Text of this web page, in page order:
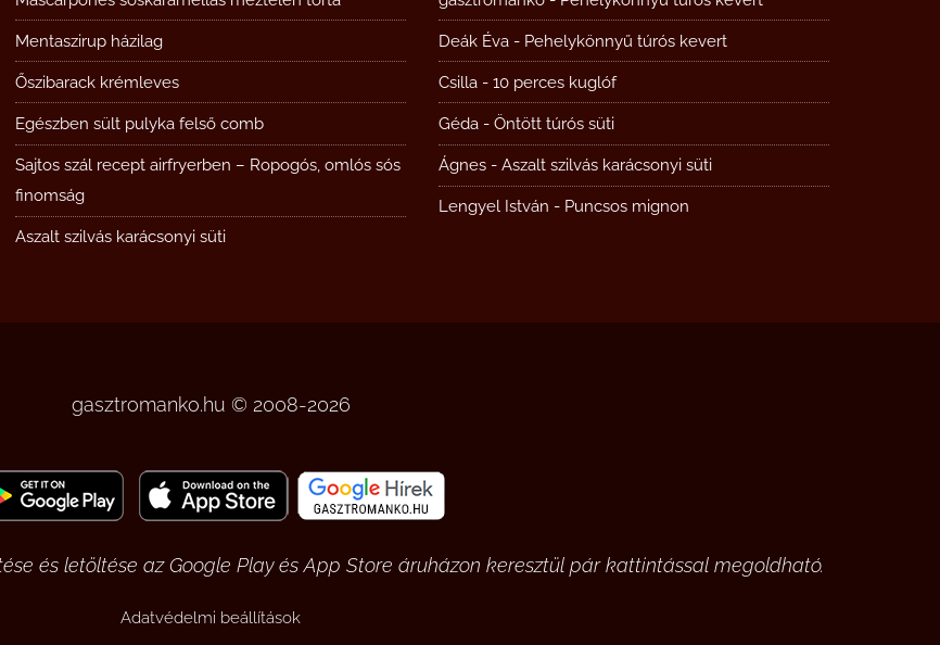
Mentaszirup házilag
Őszibarack krémleves
Egészben sült pulyka felső comb
Sajtos szál recept airfryerben – Ropogós, omlós sós
finomság
Aszalt szilvás karácsonyi süti
Deák Éva - Pehelykönnyű túrós kevert
Csilla - 10 perces kuglóf
Géda - Öntött túrós süti
Ágnes - Aszalt szilvás karácsonyi süti
Lengyel István - Puncsos mignon
gasztromanko.hu © 2008-2026
és letöltése az Google Play és App Store áruházon keresztül pár kattintással megoldható.
Adatvédelmi beállítások